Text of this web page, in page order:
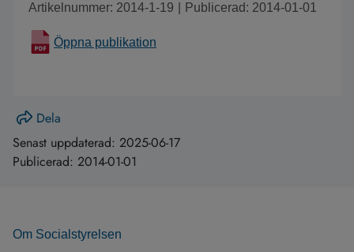
Artikelnummer: 2014-1-19 Publicerad: 2014-01-01
Öppna publikation
Dela
Senast uppdaterad: 2025-06-17
Publicerad: 2014-01-01
Om Socialstyrelsen